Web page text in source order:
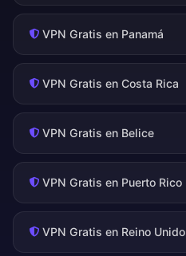
VPN Gratis en Panamá
VPN Gratis en Costa Rica
VPN Gratis en Belice
VPN Gratis en Puerto Rico
VPN Gratis en Reino Unido